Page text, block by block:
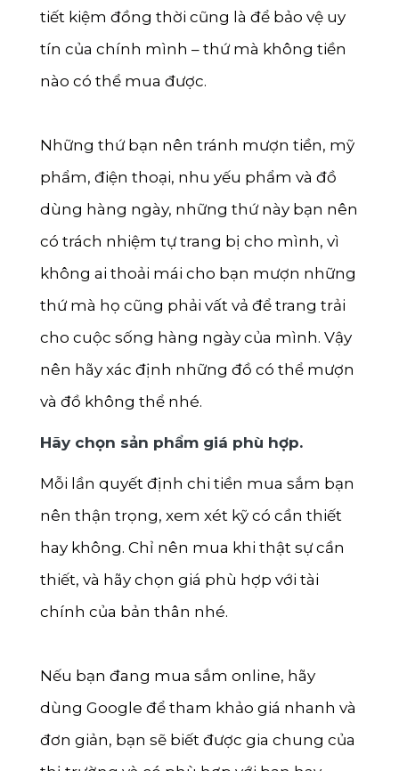
tiết kiệm đồng thời cũng là để bảo vệ uy
tín của chính mình – thứ mà không tiền
nào có thể mua được.
Những thứ bạn nên tránh mượn tiền, mỹ
phẩm, điện thoại, nhu yếu phẩm và đồ
dùng hàng ngày, những thứ này bạn nên
có trách nhiệm tự trang bị cho mình, vì
không ai thoải mái cho bạn mượn những
thứ mà họ cũng phải vất vả để trang trải
cho cuộc sống hàng ngày của mình. Vậy
nên hãy xác định những đồ có thể mượn
và đồ không thể nhé.
Hãy chọn sản phẩm giá phù hợp.
Mỗi lần quyết định chi tiền mua sắm bạn
nên thận trọng, xem xét kỹ có cần thiết
hay không. Chỉ nên mua khi thật sự cần
thiết, và hãy chọn giá phù hợp với tài
chính của bản thân nhé.
Nếu bạn đang mua sắm online, hãy
dùng Google để tham khảo giá nhanh và
đơn giản, bạn sẽ biết được gia chung của